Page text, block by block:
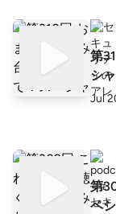
第
シ
Jul
第
ペ